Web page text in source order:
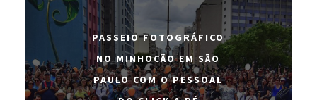
PASSEIO FOTOGRÁFICO
NO MINHOCÃO EM SÃO
PAULO COM O PESSOAL